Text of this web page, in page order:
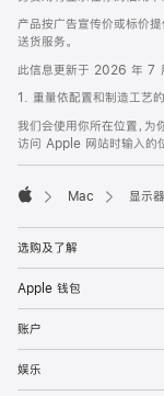
产品按广告宣传价或标价
送货服务。
此信息更新于 2026 年 7
1. 重量依配置和制造工艺
我们会使用你所在位置，为
访问 Apple 网站时输入的
Mac 显示器
选购及了解
Apple 钱包
账户
娱乐